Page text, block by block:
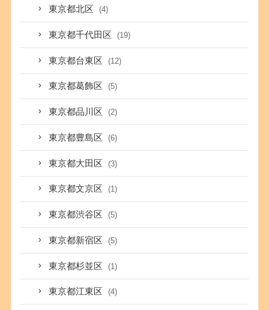
東京都北区 (4)
東京都千代田区 (19)
東京都台東区 (12)
東京都葛飾区 (5)
東京都品川区 (2)
東京都豊島区 (6)
東京都大田区 (3)
東京都文京区 (1)
東京都渋谷区 (5)
東京都新宿区 (5)
東京都杉並区 (1)
東京都江東区 (4)